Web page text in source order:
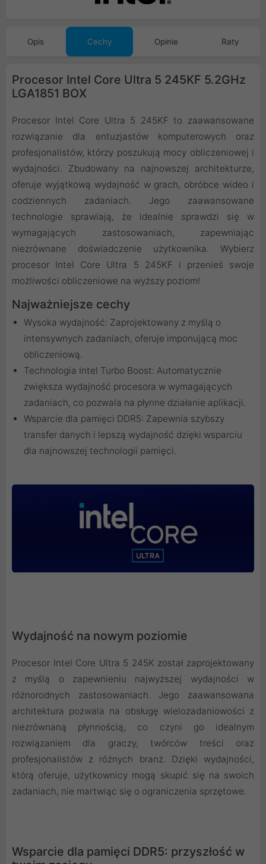
Opis Cechy Opinie Raty
Procesor Intel Core Ultra 5 245KF 5.2GHz
LGA1851 BOX
Procesor Intel Core Ultra 5 245KF to zaawansowane
rozwiązanie dla entuzjastów komputerowych oraz
profesjonalistów, którzy poszukują mocy obliczeniowej i
wydajności. Zbudowany na najnowszej architekturze,
oferuje wyjątkową wydajność w grach, obróbce wideo i
codziennych zadaniach. Jego zaawansowane
technologie sprawiają, że idealnie sprawdzi się w
wymagających zastosowaniach, zapewniając
niezrównane doświadczenie użytkownika. Wybierz
procesor Intel Core Ultra 5 245KF i przenieś swoje
możliwości obliczeniowe na wyższy poziom!
Najważniejsze cechy
Wysoka wydajność: Zaprojektowany z myślą o
intensywnych zadaniach, oferuje imponującą moc
obliczeniową.
Technologia Intel Turbo Boost: Automatycznie
zwiększa wydajność procesora w wymagających
zadaniach, co pozwala na płynne działanie aplikacji.
Wsparcie dla pamięci DDR5: Zapewnia szybszy
transfer danych i lepszą wydajność dzięki wsparciu
dla najnowszej technologii pamięci.
Wydajność na nowym poziomie
Procesor Intel Core Ultra 5 245K został zaprojektowany
z myślą o zapewnieniu najwyższej wydajności w
różnorodnych zastosowaniach. Jego zaawansowana
architektura pozwala na obsługę wielozadaniowości z
niezrównaną płynnością, co czyni go idealnym
rozwiązaniem dla graczy, twórców treści oraz
profesjonalistów z różnych branż. Dzięki wydajności,
którą oferuje, użytkownicy mogą skupić się na swoich
zadaniach, nie martwiąc się o ograniczenia sprzętowe.
Wsparcie dla pamięci DDR5: przyszłość w